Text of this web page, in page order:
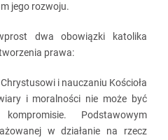
jego rozwoju.
dwa obowiązki katolika
prawa:
i nauczaniu Kościoła
i moralności nie może być
Podstawowym
w działanie na rzecz